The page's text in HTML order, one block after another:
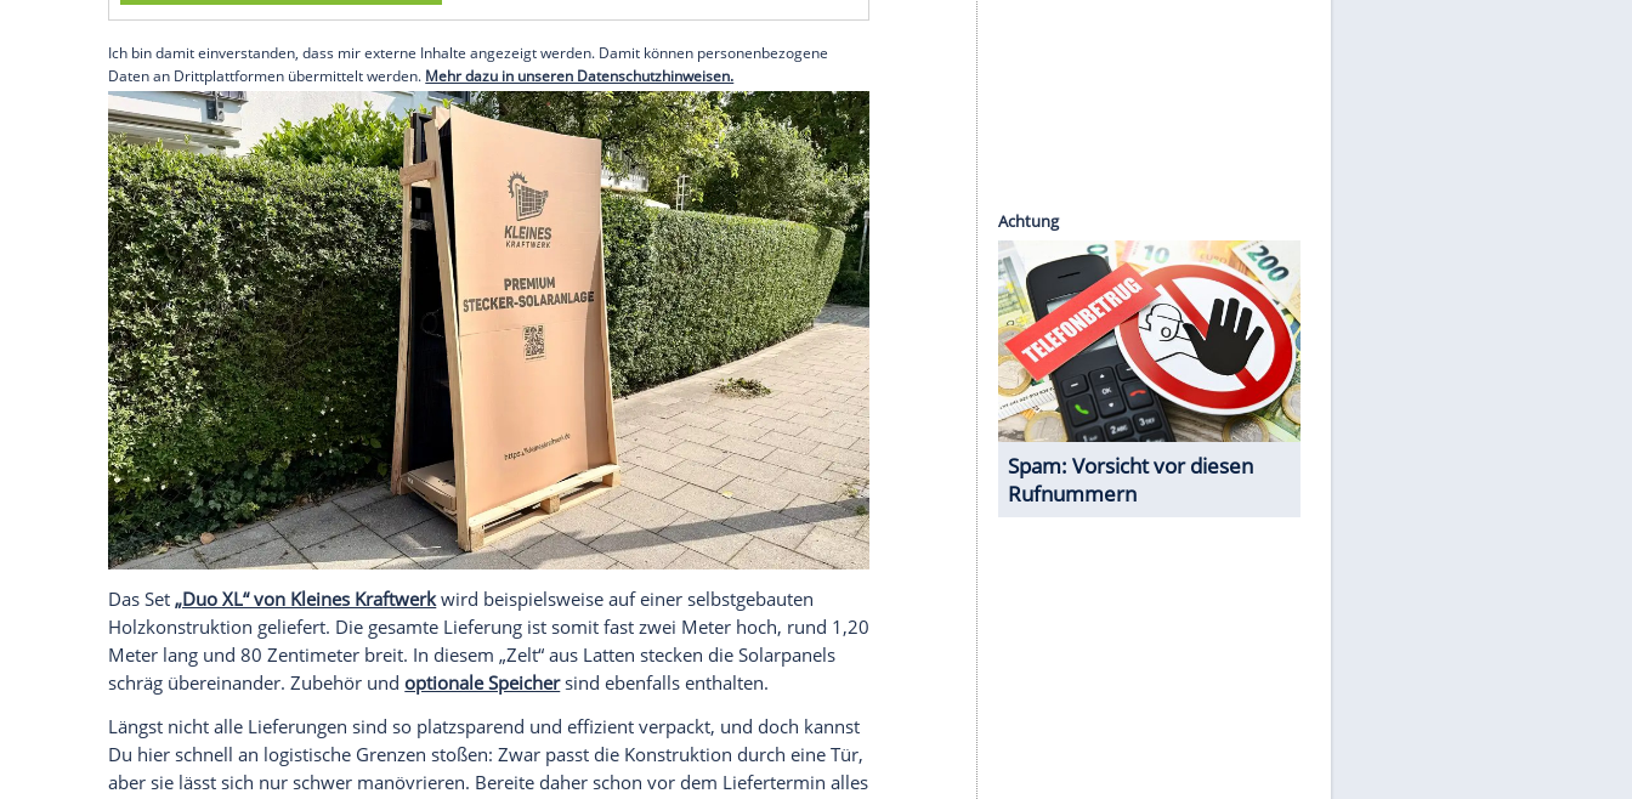
Augenhöhe und das Bereitstellen offizieller Informationsmaterialien (zum Beispiel vom
Bundeswirtschaftsministerium oder der Verbraucherzentrale) können Skepsis abbauen
und die Zustimmung erleichtern.
Plane genug Platz für die Lieferung ein
Bevor die erste Kilowattstunde Eigenstrom für Dich produziert wird, muss die Anlage
natürlich erstmal zu Dir geliefert werden. In der Regel werden Balkonkraftwerke per
Spedition geliefert, und das meist auf sperrigen Paletten.
Empfohlener externer Inhalt:
Glomex GmbH
Wir benötigen Ihre Zustimmung, um den von unserer Redaktion eingebundenen Inhalt von Glomex GmbH
anzuzeigen. Sie können diesen mit einem Klick anzeigen lassen und auch wieder deaktivieren.
jetzt aktivieren
Ich bin damit einverstanden, dass mir externe Inhalte angezeigt werden. Damit können personenbezogene
Daten an Drittplattformen übermittelt werden.Mehr dazu in unseren Datenschutzhinweisen.
Spiele-Klassiker aus Asien